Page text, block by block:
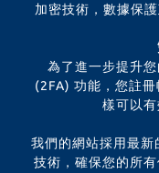
加密技術，數據保
為了進一步提升
(2FA) 功能，您註
樣可以有
我們的網站採用最
技術，確保您的所